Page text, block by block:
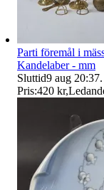
Parti föremål i
Kandelaber - mm
Sluttid9 aug 20:37.
Pris:420 kr,